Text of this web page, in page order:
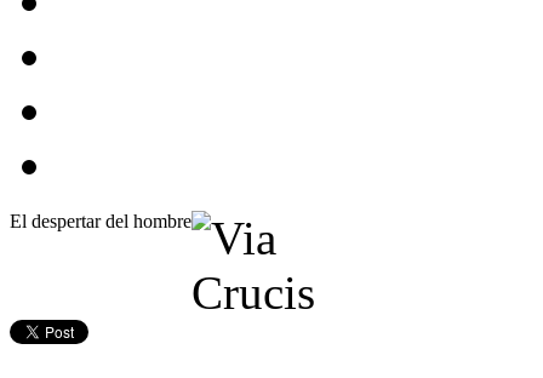
El despertar del hombre